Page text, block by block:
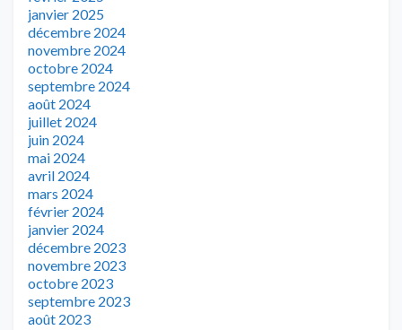
janvier 2025
décembre 2024
novembre 2024
octobre 2024
septembre 2024
août 2024
juillet 2024
juin 2024
mai 2024
avril 2024
mars 2024
février 2024
janvier 2024
décembre 2023
novembre 2023
octobre 2023
septembre 2023
août 2023